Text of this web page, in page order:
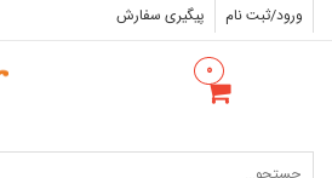
ورود/ثبت نام پیگیری سفارش
۰